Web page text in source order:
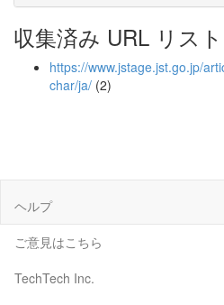
収集済み URL リスト
https://www.jstage.jst.go.jp/
char/ja/ (2)
ヘルプ
ご意見はこちら
TechTech Inc.